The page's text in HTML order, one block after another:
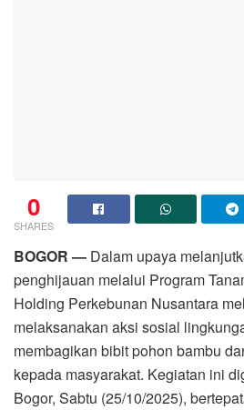
0
SHARES
BOGOR — Dalam upaya
penghijauan melalui Program
Holding Perkebunan Nusantara
melaksanakan aksi sosial
membagikan bibit pohon bambu
kepada masyarakat. Kegiatan ini
Bogor, Sabtu (25/10/2025),